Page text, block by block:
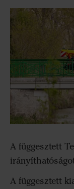
A függesztett
A függesztett